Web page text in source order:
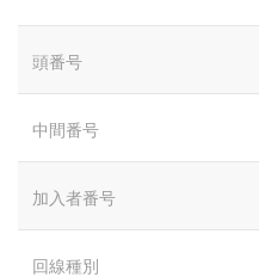
頭番号
中間番号
加入者番号
回線種別